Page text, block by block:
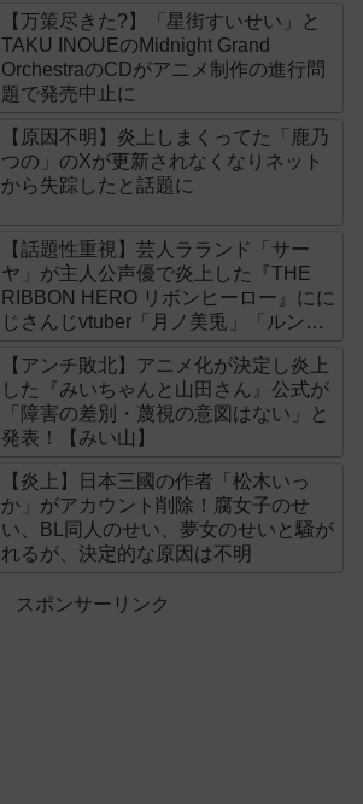
【万策尽きた?】「星街すいせい」と
TAKU INOUEのMidnight Grand
OrchestraのCDがアニメ制作の進行問
題で発売中止に
【原因不明】炎上しまくってた「鹿乃
つの」のXが更新されなくなりネット
から失踪したと話題に
【話題性重視】芸人ラランド「サー
ヤ」が主人公声優で炎上した『THE
RIBBON HERO リボンヒーロー』にに
じさんじvtuber「月ノ美兎」「ルンル
【アンチ敗北】アニメ化が決定し炎上
した『みいちゃんと山田さん』公式が
「障害の差別・蔑視の意図はない」と
発表！【みい山】
【炎上】日本三國の作者「松木いっ
か」がアカウント削除！腐女子のせ
い、BL同人のせい、夢女のせいと騒が
れるが、決定的な原因は不明
スポンサーリンク